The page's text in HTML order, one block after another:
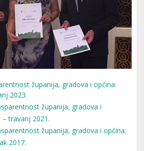
županija, gradova i općina:
2023.
županija, gradova i
– travanj 2021.
županija, gradova i općina:
2017.